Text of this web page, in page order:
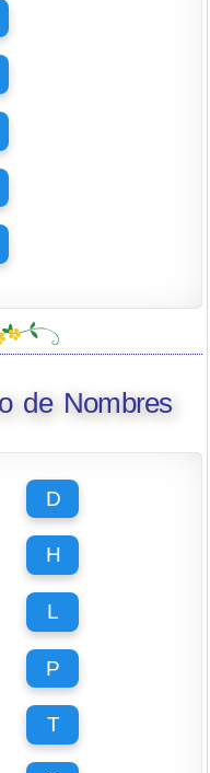
de Nombres
D
H
L
P
T